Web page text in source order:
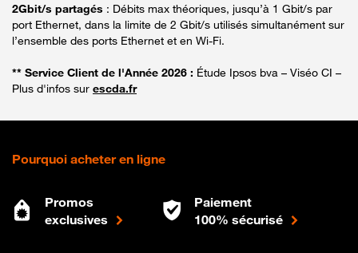
2Gbit/s partagés : Débits max théoriques, jusqu’à 1 Gbit/s par
port Ethernet, dans la limite de 2 Gbit/s utilisés simultanément sur
l’ensemble des ports Ethernet et en Wi-Fi.
** Service Client de l'Année 2026 : Étude Ipsos bva – Viséo CI –
Plus d'infos sur escda.fr
Pourquoi acheter en ligne
Promos
exclusives
Paiement
100% sécurisé